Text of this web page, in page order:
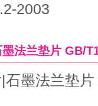
2003
法兰垫片 GB/
|石墨法兰垫